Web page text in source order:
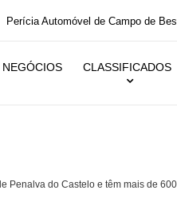
NEGÓCIOS CLASSIFICADOS
Penalva do Castelo e têm mais de